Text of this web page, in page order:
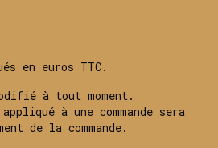
en euros TTC.
à tout moment.
à une commande sera
de la commande.